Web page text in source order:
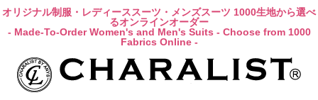
オリジナル制服・レディーススーツ・メンズスーツ 1000生地から選べ
るオンラインオーダー
- Made-To-Order Women's and Men's Suits - Choose from 1000
Fabrics Online -